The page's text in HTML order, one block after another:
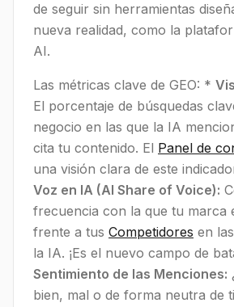
de seguir sin herramientas
nueva realidad, como la
AI.
Las métricas clave de GEO: *
El porcentaje de búsquedas
negocio en las que la IA
cita tu contenido. El Panel de
una visión clara de este
Voz en IA (AI Share of Voice):
frecuencia con la que tu marca
frente a tus Competidores en
la IA. ¡Es el nuevo campo de
Sentimiento de las Menciones:
bien, mal o de forma neutra de